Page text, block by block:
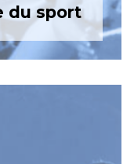
du sport